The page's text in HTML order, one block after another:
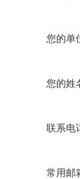
您的单
您的姓
联系电
常用邮